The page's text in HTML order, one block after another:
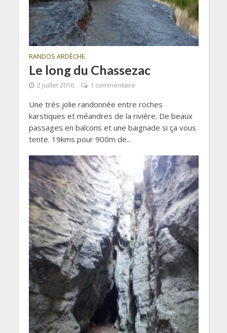
RANDOS ARDÈCHE
Le long du Chassezac
2 juillet 2016 1 commentaire
Une très jolie randonnée entre roches
karstiques et méandres de la rivière. De beaux
passages en balcons et une baignade si ça vous
tente. 19kms pour 900m de...